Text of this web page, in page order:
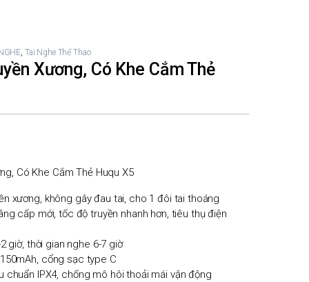
, Tai Nghe Thể Thao
Xương, Có Khe Cắm Thẻ
Có Khe Cắm Thẻ Huqu X5
xương, không gây đau tai, cho 1 đôi tai thoáng
cấp mới, tốc độ truyền nhanh hơn, tiêu thụ điện
giờ, thời gian nghe 6-7 giờ
cổng sạc type C
chuẩn IPX4, chống mô hôi thoải mái vận động